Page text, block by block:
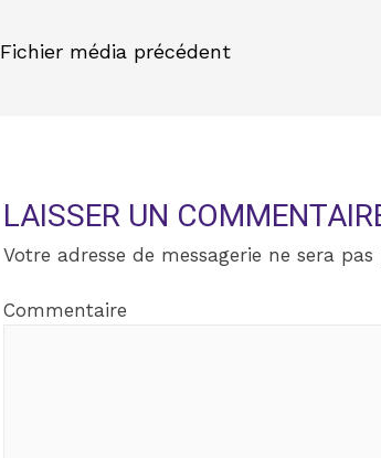
Fichier média précédent
LAISSER UN
Votre adresse de messagerie ne sera pas
Commentaire